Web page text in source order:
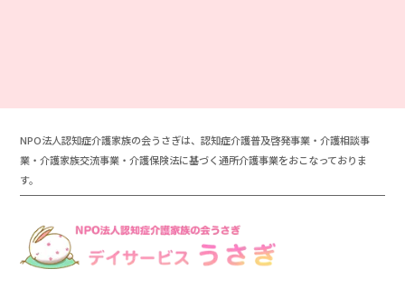
NPO法人認知症介護家族の会うさぎは、認知症介護普及啓発事業・介護相談事
業・介護家族交流事業・介護保険法に基づく通所介護事業をおこなっておりま
す。